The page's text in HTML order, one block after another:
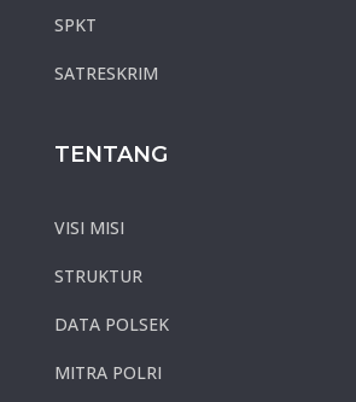
SPKT
SATRESKRIM
TENTANG
VISI MISI
STRUKTUR
DATA POLSEK
MITRA POLRI